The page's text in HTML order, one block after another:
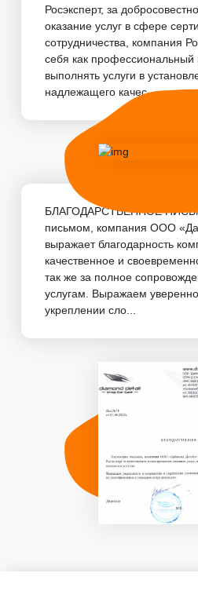
Росэксперт, за
оказание услуг в сфере
сотрудничества, компания
себя как профессиональный
выполнять услуги в
надлежащего качес...
БЛАГОДАРСТВЕННОЕ
письмом, компания ООО
выражает благодарность
качественное и
так же за полное
услугам. Выражаем
укреплении сло...